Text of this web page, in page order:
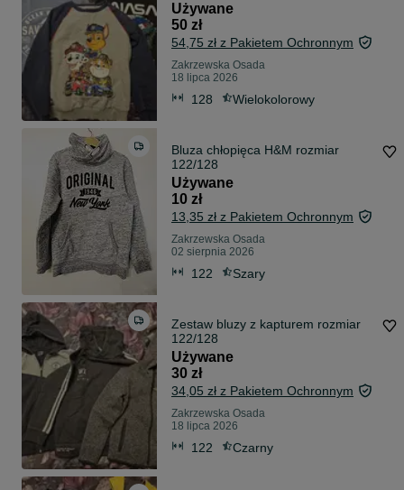
Używane
50 zł
54,75 zł z Pakietem Ochronnym
Zakrzewska Osada
18 lipca 2026
128 Wielokolorowy
Bluza chłopięca H&M rozmiar
122/128
Używane
10 zł
13,35 zł z Pakietem Ochronnym
Zakrzewska Osada
02 sierpnia 2026
122 Szary
Zestaw bluzy z kapturem rozmiar
122/128
Używane
30 zł
34,05 zł z Pakietem Ochronnym
Zakrzewska Osada
18 lipca 2026
122 Czarny